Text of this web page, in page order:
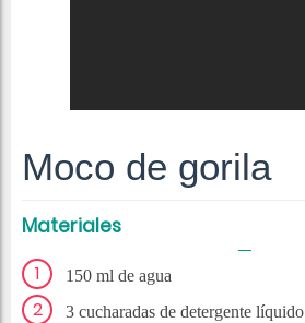
Moco de gorila
Materiales
150 ml de agua
3 cucharadas de detergente líquido